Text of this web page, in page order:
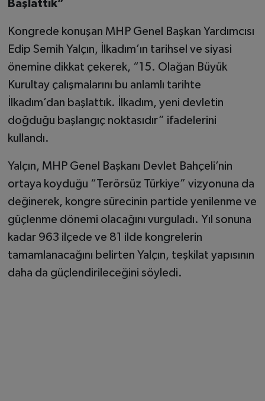
Başlattık”
Kongrede konuşan MHP Genel Başkan Yardımcısı
Edip Semih Yalçın, İlkadım’ın tarihsel ve siyasi
önemine dikkat çekerek, “15. Olağan Büyük
Kurultay çalışmalarını bu anlamlı tarihte
İlkadım’dan başlattık. İlkadım, yeni devletin
doğduğu başlangıç noktasıdır” ifadelerini
kullandı.
Yalçın, MHP Genel Başkanı Devlet Bahçeli’nin
ortaya koyduğu “Terörsüz Türkiye” vizyonuna da
değinerek, kongre sürecinin partide yenilenme ve
güçlenme dönemi olacağını vurguladı. Yıl sonuna
kadar 963 ilçede ve 81 ilde kongrelerin
tamamlanacağını belirten Yalçın, teşkilat yapısının
daha da güçlendirileceğini söyledi.